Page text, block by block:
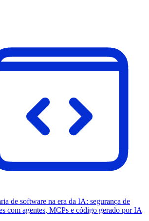
de software na era da IA: segurança de
com agentes, MCPs e código gerado por IA